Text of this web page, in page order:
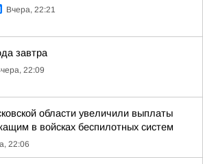
Вчера, 22:21
завтра
22:09
области увеличили выплаты
в войсках беспилотных систем
22:06